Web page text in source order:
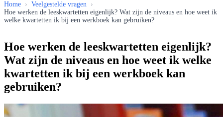
Home › Veelgestelde vragen ›
Hoe werken de leeskwartetten eigenlijk? Wat zijn de niveaus en hoe weet ik
welke kwartetten ik bij een werkboek kan gebruiken?
Hoe werken de leeskwartetten eigenlijk?
Wat zijn de niveaus en hoe weet ik welke
kwartetten ik bij een werkboek kan
gebruiken?